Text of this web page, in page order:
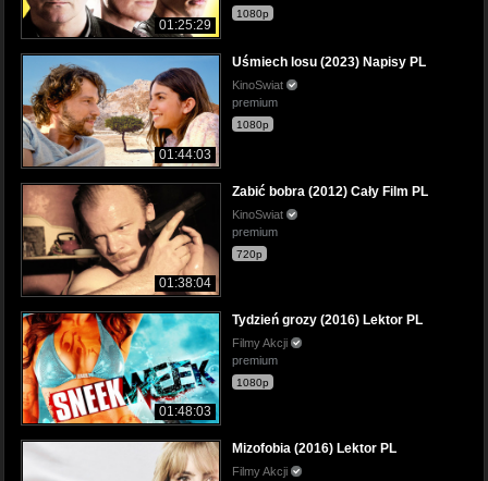
01:25:29
1080p
01:44:03
Uśmiech losu (2023) Napisy PL
KinoSwiat
premium
1080p
01:38:04
Zabić bobra (2012) Cały Film PL
KinoSwiat
premium
720p
01:48:03
Tydzień grozy (2016) Lektor PL
Filmy Akcji
premium
1080p
Mizofobia (2016) Lektor PL
Filmy Akcji